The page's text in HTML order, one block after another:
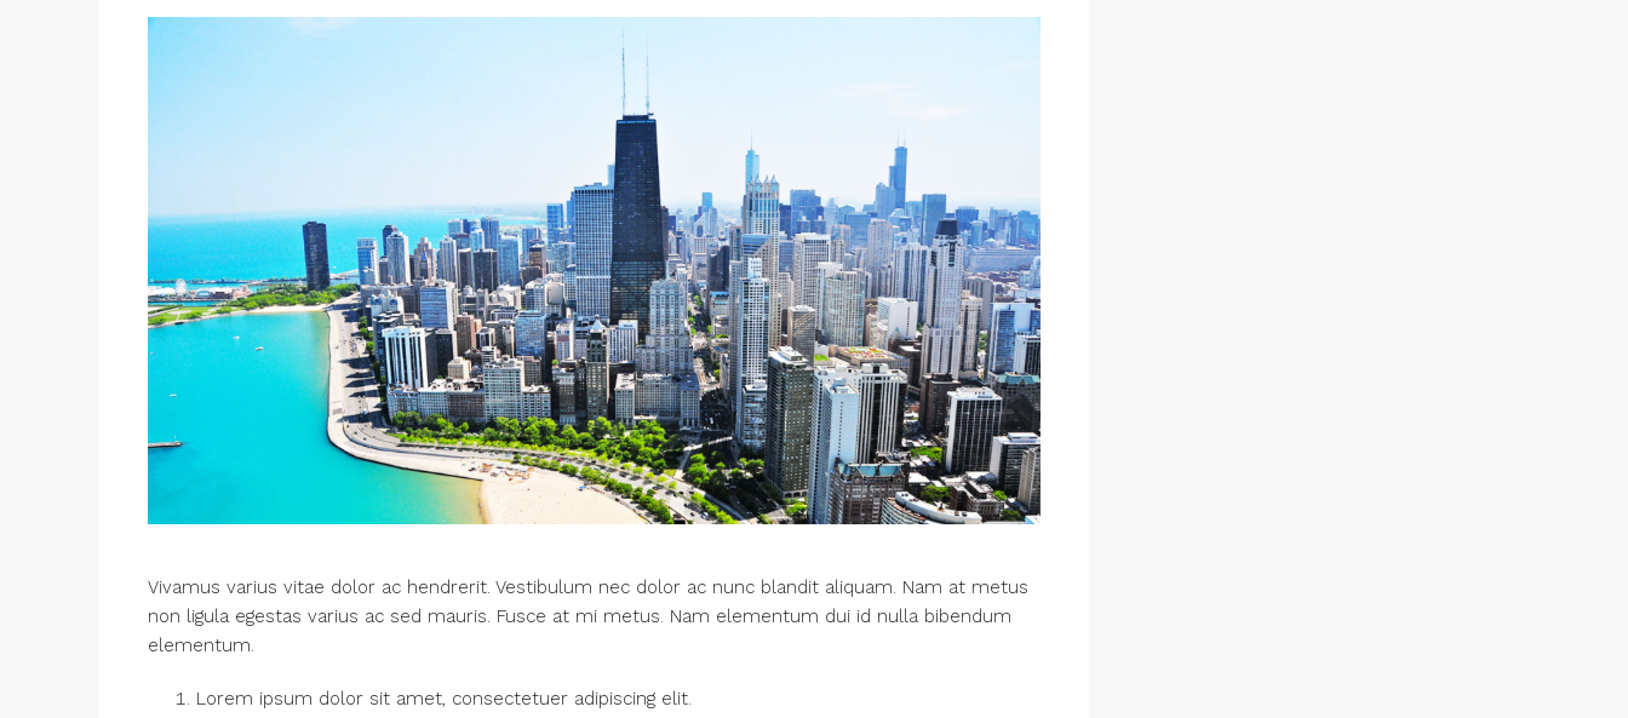
Vivamus varius vitae dolor ac hendrerit. Vestibulum nec dolor ac nunc blandit aliquam. Nam at metus
non ligula egestas varius ac sed mauris. Fusce at mi metus. Nam elementum dui id nulla bibendum
elementum.
Lorem ipsum dolor sit amet, consectetuer adipiscing elit.